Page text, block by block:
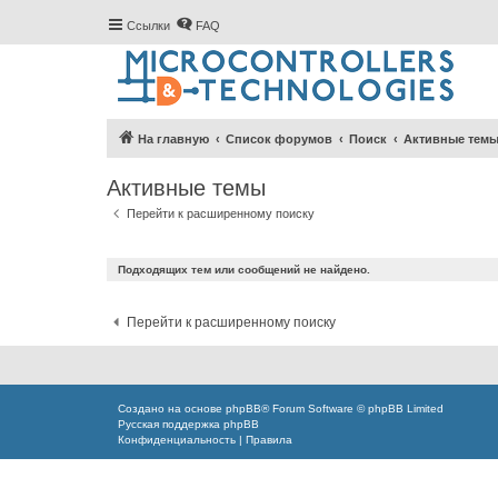
Ссылки FAQ
На главную Список форумов Поиск Активные темы
Активные темы
Перейти к расширенному поиску
Подходящих тем или сообщений не найдено.
Перейти к расширенному поиску
Создано на основе phpBB® Forum Software © phpBB Limited
Русская поддержка phpBB
Конфиденциальность | Правила